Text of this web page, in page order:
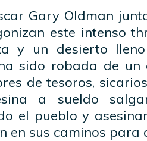
Gary Oldman
este intenso
y un desierto
sido robada de un
de tesoros,
a sueldo
el pueblo y
en sus caminos para